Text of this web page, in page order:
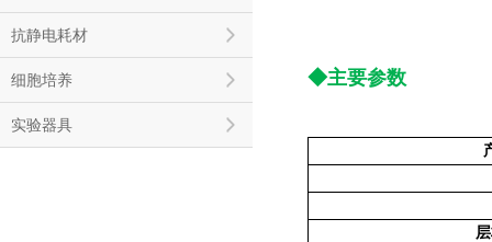
抗静电耗材
细胞培养
实验器具
◆主要参数